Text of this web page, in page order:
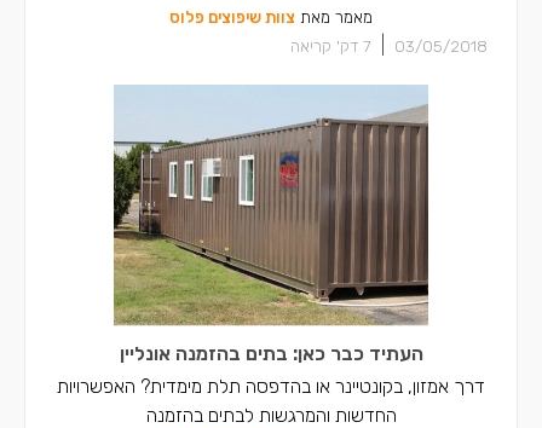
מאמר מאת צוות שיפוצים פלוס
03/05/2018
7 דק' קריאה
העתיד כבר כאן: בתים בהזמנה אונליין
דרך אמזון, בקונטיינר או בהדפסה תלת מימדית? האפשרויות
החדשות והמרגשות לבתים בהזמנה